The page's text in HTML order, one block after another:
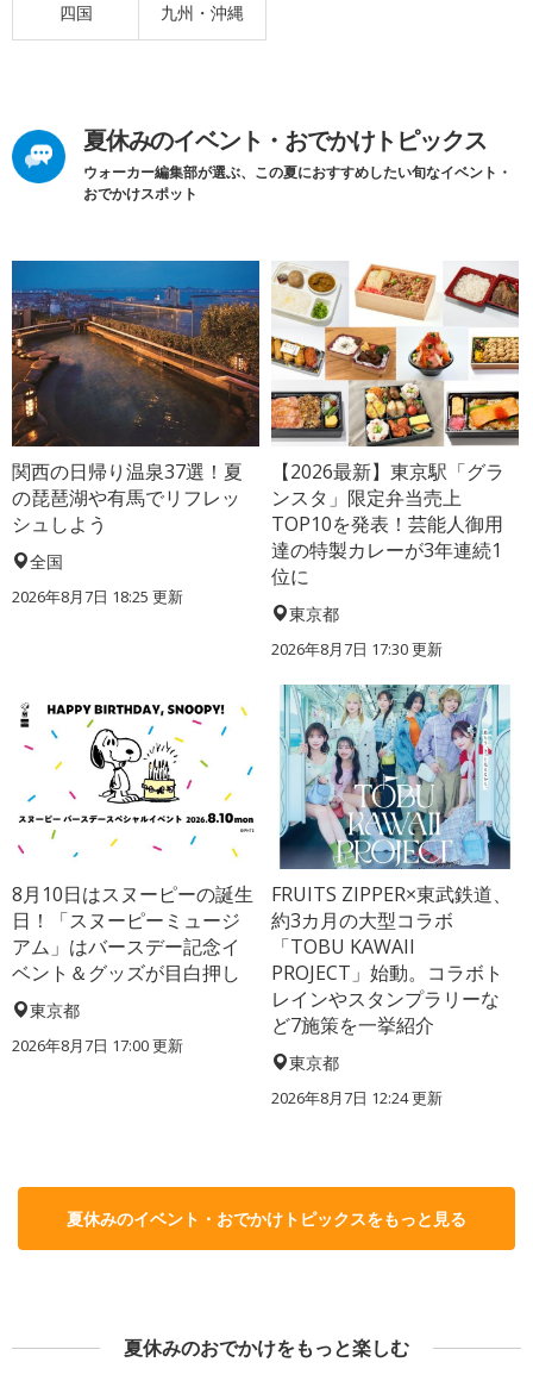
四国 九州・沖縄
夏休みのイベント・おでかけトピックス
ウォーカー編集部が選ぶ、この夏におすすめしたい旬なイベント・
おでかけスポット
関西の日帰り温泉37選！夏
の琵琶湖や有馬でリフレッ
シュしよう
全国
2026年8月7日 18:25 更新
【2026最新】東京駅「グラ
ンスタ」限定弁当売上
TOP10を発表！芸能人御用
達の特製カレーが3年連続1
位に
東京都
2026年8月7日 17:30更新
8月10日はスヌーピーの誕生
日！「スヌーピーミュージ
アム」はバースデー記念イ
ベント＆グッズが目白押し
東京都
2026年8月7日 17:00更新
FRUITS ZIPPER×東武鉄道、
約3カ月の大型コラボ
「TOBU KAWAII
PROJECT」始動。コラボト
レインやスタンプラリーな
ど7施策を一挙紹介
東京都
2026年8月7日 12:24更新
夏休みのイベント・おでかけトピックスをもっと見る
夏休みのおでかけをもっと楽しむ